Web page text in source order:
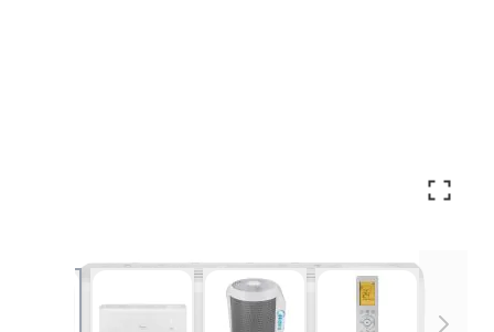
View larger imageView larger imageView larger